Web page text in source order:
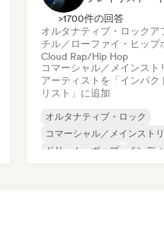
>1700件の回答
オルタナティブ・ロックア
チル／ローファイ・ヒップ
Cloud Rap/Hip Hop
コマーシャル／メインスト
アーティストを「インパク
リスト」に追加
オルタナティブ・ロック
コマーシャル／メインスト
ドリーム・ポップ
インデ